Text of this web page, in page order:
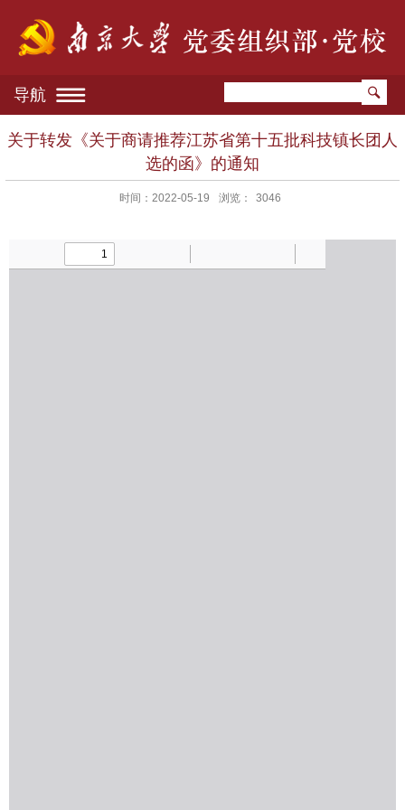
导航
关于转发《关于商请推荐江苏省第十五批科技镇长团人
选的函》的通知
时间：2022-05-19 浏览： 3046